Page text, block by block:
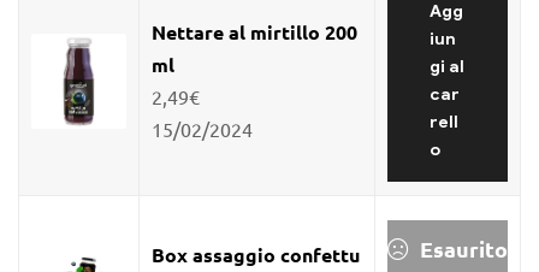
Nettare al mirtillo 200
ml
2,49€
15/02/2024
Agg
iun
gi al
car
rell
o
Box assaggio confettu
Esaurito